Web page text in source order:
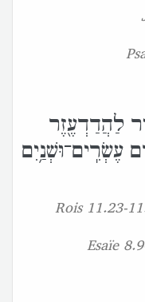
לַהֲדַדְעֶ֖זֶר
עֶשְׂרִֽים־וּשְׁנַ֥יִם
Esaïe